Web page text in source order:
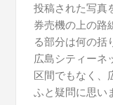
投稿された写真
券売機の上の路
る部分は何の括
広島シティーネ
区間でもなく、
ふと疑問に思い